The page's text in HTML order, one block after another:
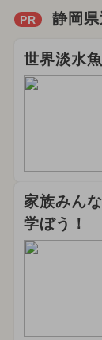
PR 静岡
世界淡水
家族みん
学ぼう！